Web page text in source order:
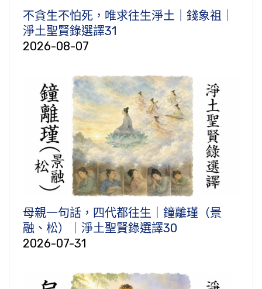
不貪生不怕死，唯求往生淨土｜錢象祖｜
淨土聖賢錄選譯31
2026-08-07
母親一句話，四代都往生｜鐘離瑾（景
融、松）｜淨土聖賢錄選譯30
2026-07-31